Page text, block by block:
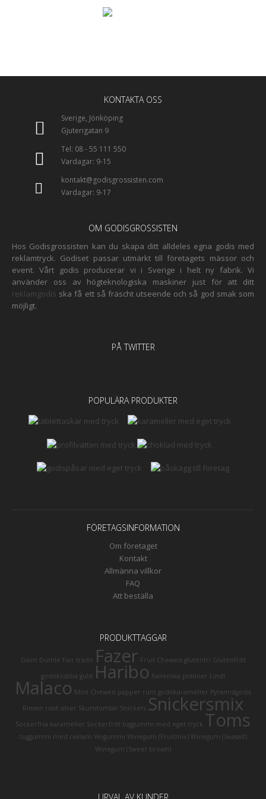
KONTAKTA OSS
Inga problem vi kan skicka smakprover till er.
KONTAKTA OSS
Sverige, Jönköping
Gjuterigatan 9
Tel: 08 - 55 111 550
Vardagar: 9-15
kontakt@godisgrossisten.com
Vardagar: 9-17
OM GODISGROSSISTEN
Hos Godisgrossisten kan du skapa ditt alldeles egna godis med
reklamtryck. Godiset passar utmärkt till företagets mässor och
event. Vårt godis producerar vi i Sverige i helt ny fabrik. Vi
använder oss av högteknologiska maskiner just för att ditt
reklamgodis ska få ett så fräscht utseende och så god smak som
möjligt.
PÅ TWITTER
POPULÄRA PRODUKTER
FÖRETAGSINFORMATION
Om företaget
Kontakt
Allmänna villkor
FAQ
Att beställa
PRODUKTTAGGAR
Daim Dumle Fair trade Fazer Fruit Cheweis glutenfri Glutenfritt
godisklubba guld Haribo Italienska praliner Lindt
Malaco Mint Cheweis papper runt godiskarameller Pyramidgodis
Riesen rosé silver Skumtomtar Snickers Snickersmix
Sockerfria karameller Sockerfritt tuggummi med eget tryck Toms
tuggummi med reklam Vingummi Winegum (Fruitmix) Winegum (Seasalt)
Winegum (Sweet brown)